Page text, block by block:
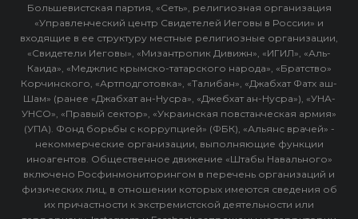
Большевистская партия, «Сеть», религиозная организация
«Управленческий центр Свидетелей Иеговы в России» и
входящие в ее структуру местные религиозные организации,
«Свидетели Иеговы», «Мизантропик Дивижн», «ИГИЛ», «Аль-
Каида», «Меджлис крымско-татарского народа», «Братство»
Корчинского, «Артподготовка», «Талибан», «Джабхат Фатх аш-
Шам» (ранее «Джабхат ан-Нусра», «Джебхат ан-Нусра»), «УНА-
УНСО», «Правый сектор», «Украинская повстанческая армия»
(УПА). Фонд борьбы с коррупцией» (ФБК), «Альянс врачей» -
некоммерческие организации, выполняющие функции
иноагентов. Общественное движение «Штабы Навального»
включено Росфинмониторингом в перечень организаций и
физических лиц, в отношении которых имеются сведения об
их причастности к экстремистской деятельности или